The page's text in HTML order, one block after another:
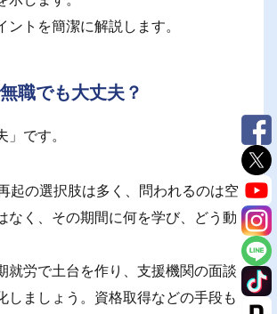
トを簡潔に解説します。
職でも大丈夫？
です。
起の選択肢は多く、問われるのは空
なく、その期間に何を学び、どう動
就労で土台を作り、支援機関の面談
しましょう。資格取得などの手段も